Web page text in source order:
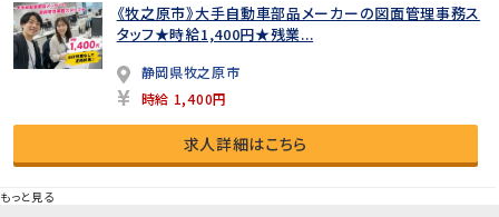
《牧之原市》大手自動車部品メーカーの図面管理事務ス
タッフ★時給1,400円★残業...
静岡県牧之原市
時給 1,400円
求人詳細はこちら
もっと見る